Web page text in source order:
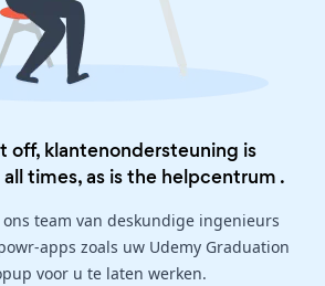
off, klantenondersteuning is
times, as is the helpcentrum .
team van deskundige ingenieurs
apps zoals uw Udemy Graduation
voor u te laten werken.